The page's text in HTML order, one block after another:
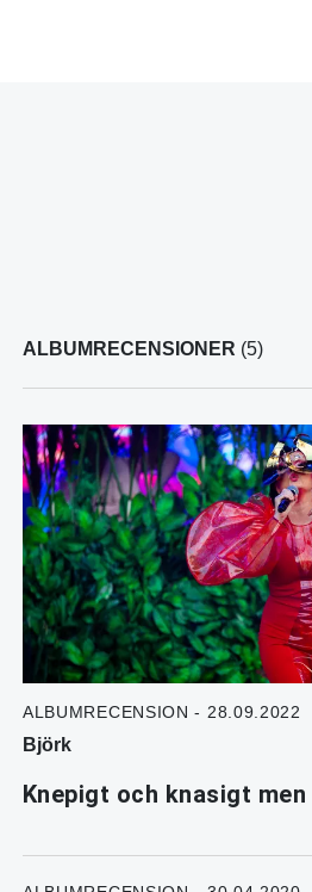
ALBUMRECENSIONER (5)
ALBUMRECENSION - 28.09.2022
Björk
Knepigt och knasigt